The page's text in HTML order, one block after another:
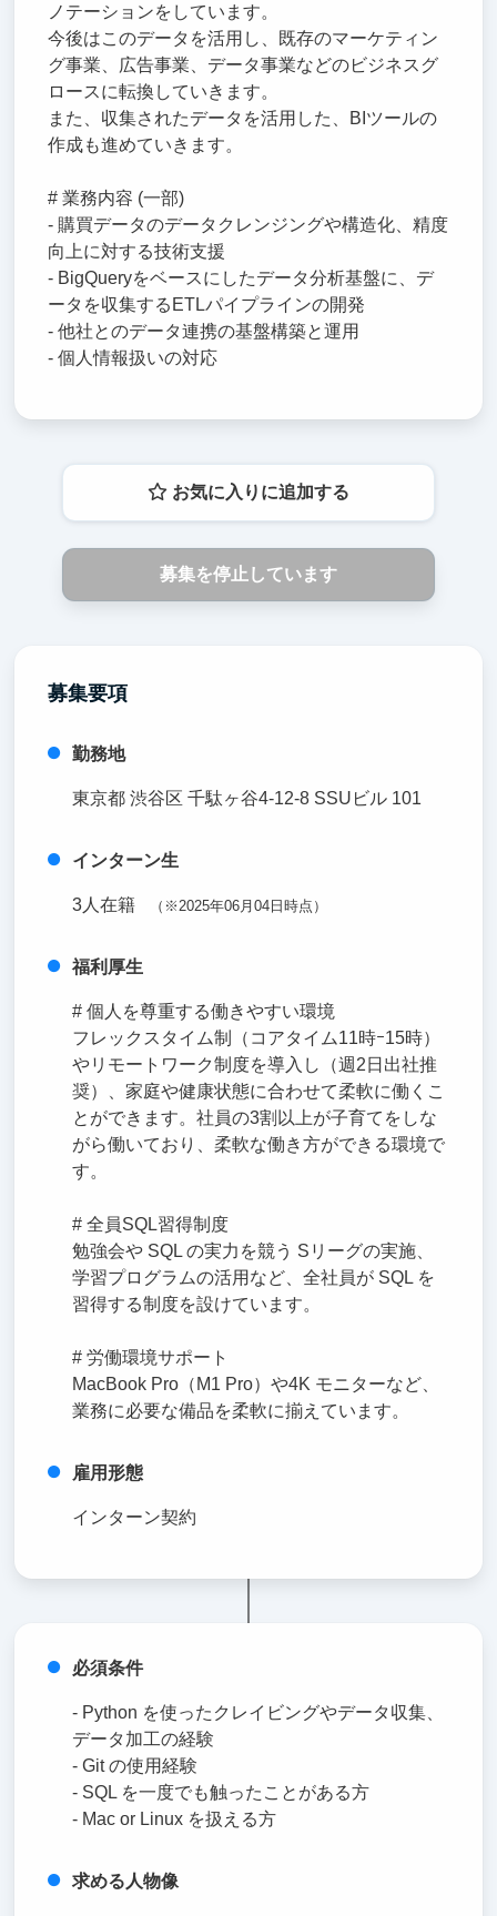
ノテーションをしています。
今後はこのデータを活用し、既存のマーケティン
グ事業、広告事業、データ事業などのビジネスグ
ロースに転換していきます。
また、収集されたデータを活用した、BIツールの
作成も進めていきます。
# 業務内容 (一部)
- 購買データのデータクレンジングや構造化、精度
向上に対する技術支援
- BigQueryをベースにしたデータ分析基盤に、デ
ータを収集するETLパイプラインの開発
- 他社とのデータ連携の基盤構築と運用
- 個人情報扱いの対応
お気に入りに追加する
募集を停止しています
募集要項
勤務地
東京都 渋谷区 千駄ヶ谷4-12-8 SSUビル 101
インターン生
3人在籍 （※2025年06月04日時点）
福利厚生
# 個人を尊重する働きやすい環境
フレックスタイム制（コアタイム11時ｰ15時）
やリモートワーク制度を導入し（週2日出社推
奨）、家庭や健康状態に合わせて柔軟に働くこ
とができます。社員の3割以上が子育てをしな
がら働いており、柔軟な働き方ができる環境で
す。
# 全員SQL習得制度
勉強会や SQL の実力を競う Sリーグの実施、
学習プログラムの活用など、全社員が SQL を
習得する制度を設けています。
# 労働環境サポート
MacBook Pro（M1 Pro）や4K モニターなど、
業務に必要な備品を柔軟に揃えています。
雇用形態
インターン契約
必須条件
- Python を使ったクレイビングやデータ収集、
データ加工の経験
- Git の使用経験
- SQL を一度でも触ったことがある方
- Mac or Linux を扱える方
求める人物像